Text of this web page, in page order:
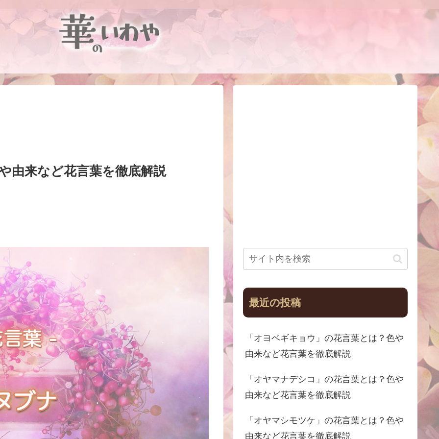
由来など花言葉を徹底解説
最近の投稿
「オヨベギキョウ」の花言葉とは？色や
由来など花言葉を徹底解説
「オヤマナデシコ」の花言葉とは？色や
由来など花言葉を徹底解説
「オヤマシモツケ」の花言葉とは？色や
由来など花言葉を徹底解説